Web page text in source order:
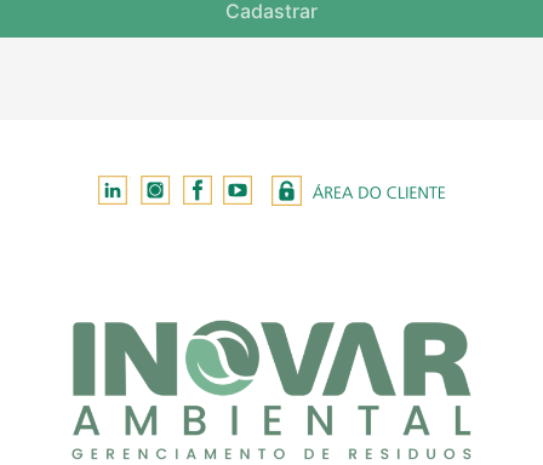
Cadastrar